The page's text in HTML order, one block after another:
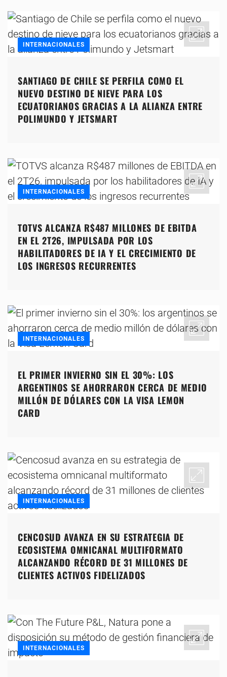
INTERNACIONALES
SANTIAGO DE CHILE SE PERFILA COMO EL
NUEVO DESTINO DE NIEVE PARA LOS
ECUATORIANOS GRACIAS A LA ALIANZA ENTRE
POLIMUNDO Y JETSMART
INTERNACIONALES
TOTVS ALCANZA R$487 MILLONES DE EBITDA
EN EL 2T26, IMPULSADA POR LOS
HABILITADORES DE IA Y EL CRECIMIENTO DE
LOS INGRESOS RECURRENTES
INTERNACIONALES
EL PRIMER INVIERNO SIN EL 30%: LOS
ARGENTINOS SE AHORRARON CERCA DE MEDIO
MILLÓN DE DÓLARES CON LA VISA LEMON
CARD
INTERNACIONALES
CENCOSUD AVANZA EN SU ESTRATEGIA DE
ECOSISTEMA OMNICANAL MULTIFORMATO
ALCANZANDO RÉCORD DE 31 MILLONES DE
CLIENTES ACTIVOS FIDELIZADOS
INTERNACIONALES